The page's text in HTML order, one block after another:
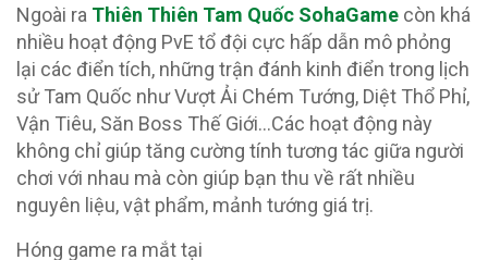
Ngoài ra Thiên Thiên Tam Quốc SohaGame còn khá
nhiều hoạt động PvE tổ đội cực hấp dẫn mô phỏng
lại các điển tích, những trận đánh kinh điển trong lịch
sử Tam Quốc như Vượt Ải Chém Tướng, Diệt Thổ Phỉ,
Vận Tiêu, Săn Boss Thế Giới…Các hoạt động này
không chỉ giúp tăng cường tính tương tác giữa người
chơi với nhau mà còn giúp bạn thu về rất nhiều
nguyên liệu, vật phẩm, mảnh tướng giá trị.
Hóng game ra mắt tại